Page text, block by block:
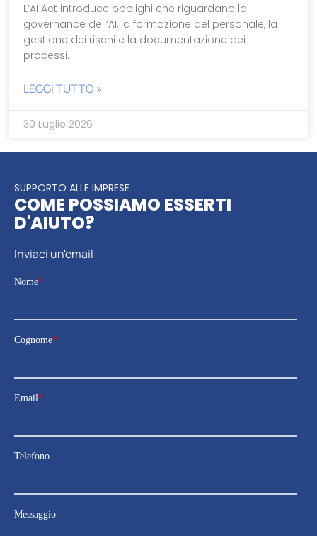
L’AI Act introduce obblighi che riguardano la
governance dell’AI, la formazione del personale, la
gestione dei rischi e la documentazione dei
processi.
LEGGI TUTTO »
30 Luglio 2026
SUPPORTO ALLE IMPRESE
COME POSSIAMO ESSERTI
D'AIUTO?
Inviaci un'email